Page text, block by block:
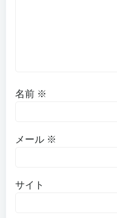
名前 ※
メール ※
サイト